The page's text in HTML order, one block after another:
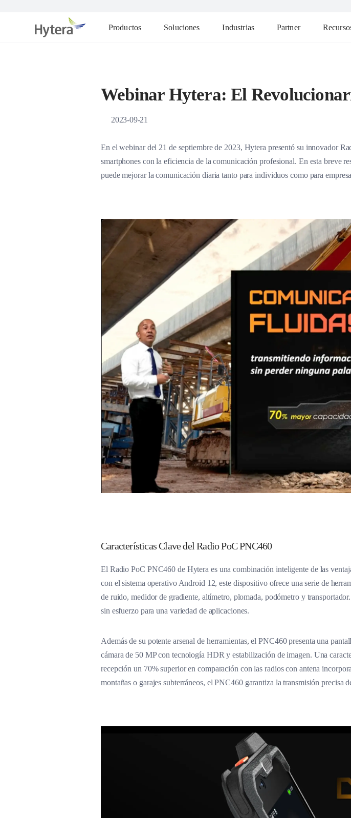
Productos Soluciones Industrias Partner
Webinar Hytera: El
2023-09-21
En el webinar del 21 de septiembre de 2023, Hytera presentó su innovador
smartphones con la eficiencia de la comunicación profesional. En esta breve
puede mejorar la comunicación diaria tanto para individuos como para
Características Clave del Radio PoC PNC460
El Radio PoC PNC460 de Hytera es una combinación inteligente de las
con el sistema operativo Android 12, este dispositivo ofrece una serie de
de ruido, medidor de gradiente, altímetro, plomada, podómetro y
sin esfuerzo para una variedad de aplicaciones.
Además de su potente arsenal de herramientas, el PNC460 presenta una
cámara de 50 MP con tecnología HDR y estabilización de imagen. Una
recepción un 70% superior en comparación con las radios con antena
montañas o garajes subterráneos, el PNC460 garantiza la transmisión precisa